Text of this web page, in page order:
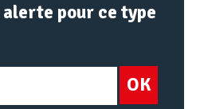
alerte pour ce type
OK